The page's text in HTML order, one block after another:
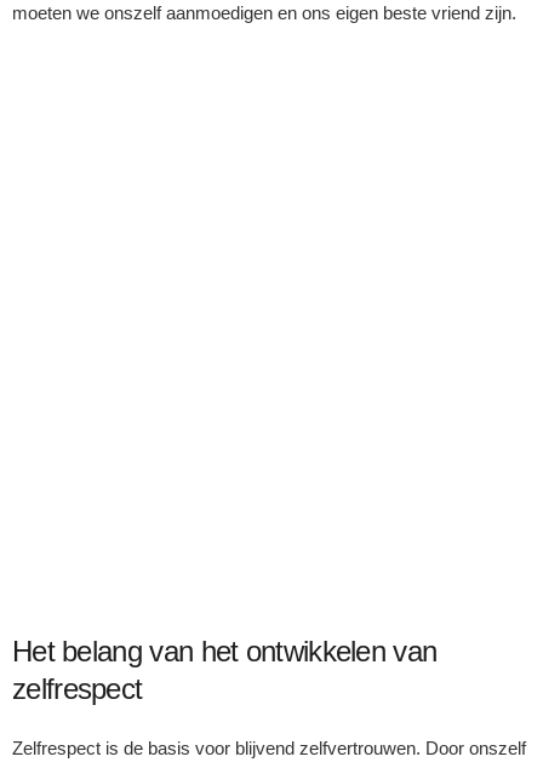
moeten we onszelf aanmoedigen en ons eigen beste vriend zijn.
Het belang van het ontwikkelen van
zelfrespect
Zelfrespect is de basis voor blijvend zelfvertrouwen. Door onszelf